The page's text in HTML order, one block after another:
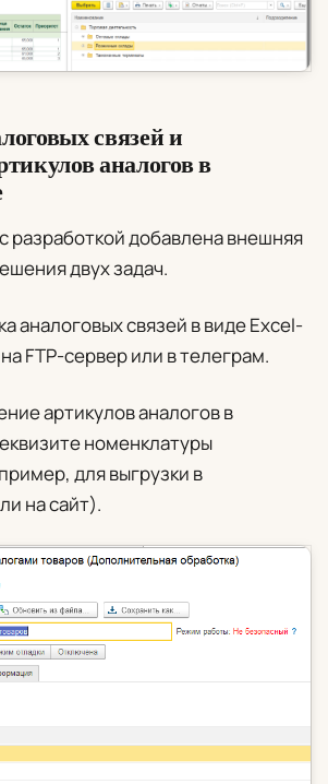
связей и
аналогов в
разработкой добавлена внешняя
двух задач.
аналоговых связей в виде Excel-
FTP-сервер или в телеграм.
артикулов аналогов в
номенклатуры
для выгрузки в
на сайт).